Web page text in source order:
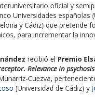
oficial y
Universida­des
y Cádiz) que pretende
para incrementar la
recibió el Premio
Relevance in
Cuezva,
(Universidad de Cádiz) y